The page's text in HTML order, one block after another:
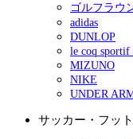
ゴルフラウ
adidas
DUNLOP
le coq sportif
MIZUNO
NIKE
UNDER
サッカー・フッ